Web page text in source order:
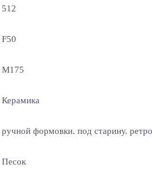
512
F50
М175
Керамика
ручной формовки. под старину. ретро
Песок